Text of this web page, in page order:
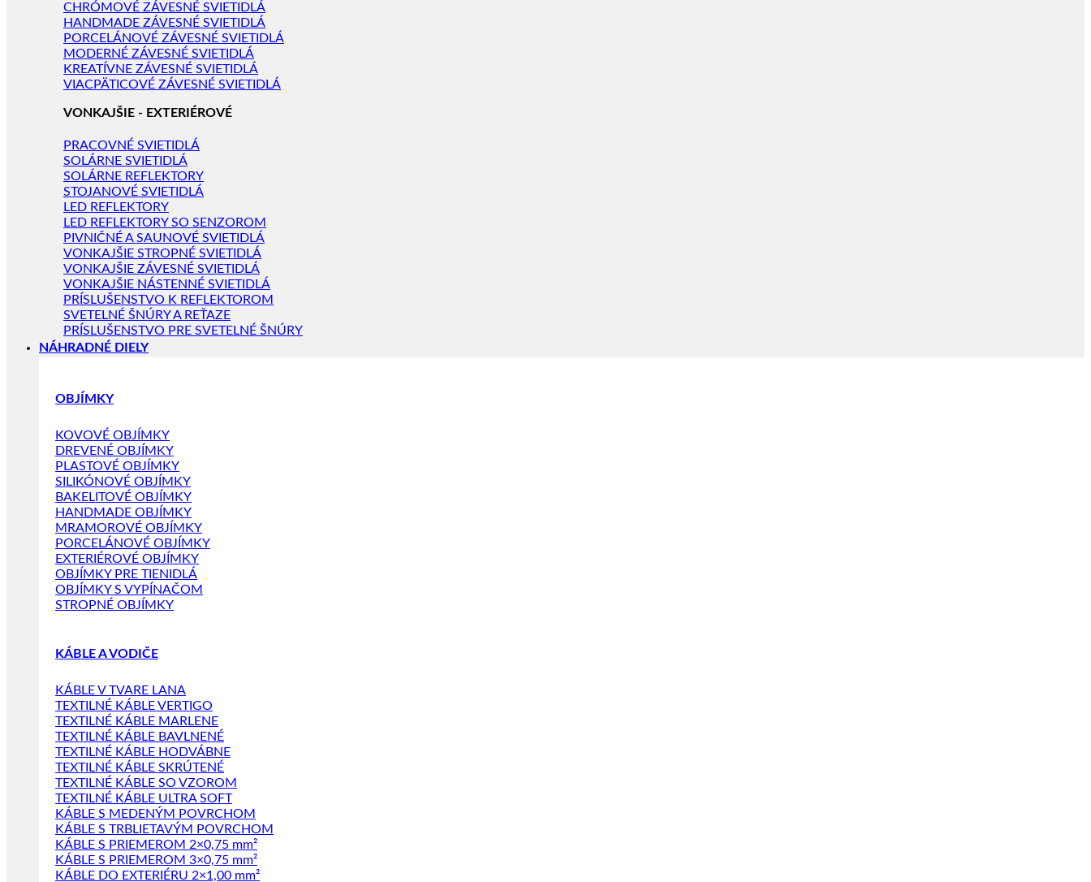
CHRÓMOVÉ ZÁVESNÉ SVIETIDLÁ
HANDMADE ZÁVESNÉ SVIETIDLÁ
PORCELÁNOVÉ ZÁVESNÉ SVIETIDLÁ
MODERNÉ ZÁVESNÉ SVIETIDLÁ
KREATÍVNE ZÁVESNÉ SVIETIDLÁ
VIACPÄTICOVÉ ZÁVESNÉ SVIETIDLÁ
VONKAJŠIE - EXTERIÉROVÉ
PRACOVNÉ SVIETIDLÁ
SOLÁRNE SVIETIDLÁ
SOLÁRNE REFLEKTORY
STOJANOVÉ SVIETIDLÁ
LED REFLEKTORY
LED REFLEKTORY SO SENZOROM
PIVNIČNÉ A SAUNOVÉ SVIETIDLÁ
VONKAJŠIE STROPNÉ SVIETIDLÁ
VONKAJŠIE ZÁVESNÉ SVIETIDLÁ
VONKAJŠIE NÁSTENNÉ SVIETIDLÁ
PRÍSLUŠENSTVO K REFLEKTOROM
SVETELNÉ ŠNÚRY A REŤAZE
PRÍSLUŠENSTVO PRE SVETELNÉ ŠNÚRY
NÁHRADNÉ DIELY
OBJÍMKY
KOVOVÉ OBJÍMKY
DREVENÉ OBJÍMKY
PLASTOVÉ OBJÍMKY
SILIKÓNOVÉ OBJÍMKY
BAKELITOVÉ OBJÍMKY
HANDMADE OBJÍMKY
MRAMOROVÉ OBJÍMKY
PORCELÁNOVÉ OBJÍMKY
EXTERIÉROVÉ OBJÍMKY
OBJÍMKY PRE TIENIDLÁ
OBJÍMKY S VYPÍNAČOM
STROPNÉ OBJÍMKY
KÁBLE A VODIČE
KÁBLE V TVARE LANA
TEXTILNÉ KÁBLE VERTIGO
TEXTILNÉ KÁBLE MARLENE
TEXTILNÉ KÁBLE BAVLNENÉ
TEXTILNÉ KÁBLE HODVÁBNE
TEXTILNÉ KÁBLE SKRÚTENÉ
TEXTILNÉ KÁBLE SO VZOROM
TEXTILNÉ KÁBLE ULTRA SOFT
KÁBLE S MEDENÝM POVRCHOM
KÁBLE S TRBLIETAVÝM POVRCHOM
KÁBLE S PRIEMEROM 2×0,75 mm²
KÁBLE S PRIEMEROM 3×0,75 mm²
KÁBLE DO EXTERIÉRU 2×1,00 mm²